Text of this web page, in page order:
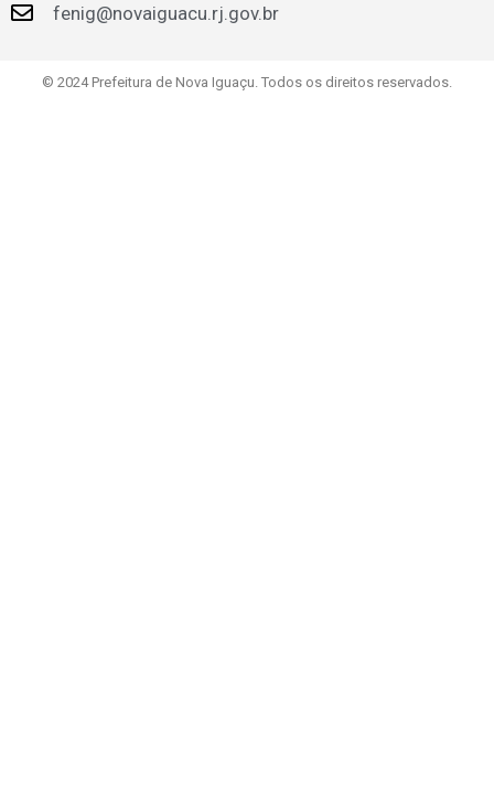
fenig@novaiguacu.rj.gov.br
© 2024 Prefeitura de Nova Iguaçu. Todos os direitos reservados.